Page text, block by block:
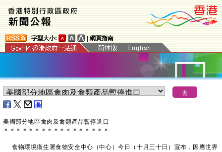
字型大小: 網頁指南
​美國部分地區禽肉及禽類產品暫停進口
＊ ＊ ＊ ＊ ＊ ＊ ＊ ＊ ＊ ＊ ＊ ＊ ＊ ＊ ＊ ＊ ＊
食物環境衞生署食物安全中心（中心）今日（十月三十日）宣布，因應世界